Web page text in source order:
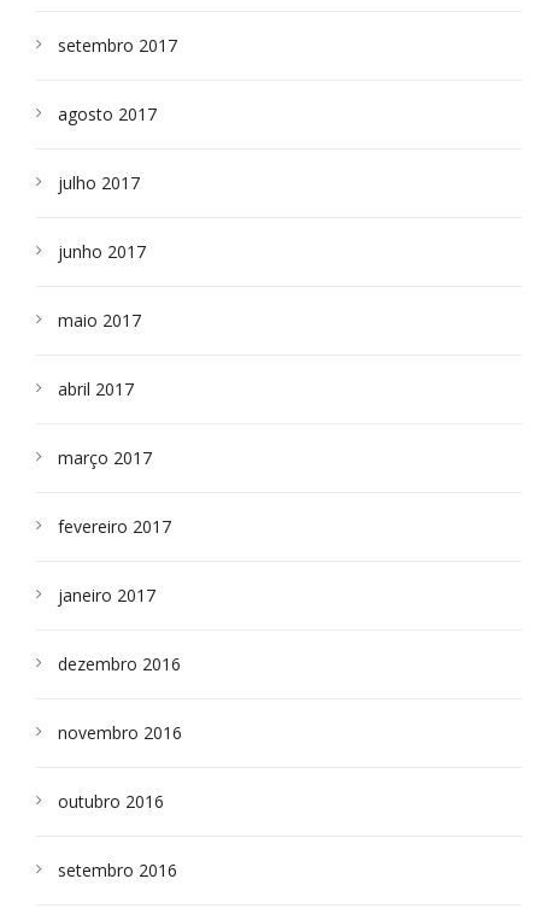
setembro 2017
agosto 2017
julho 2017
junho 2017
maio 2017
abril 2017
março 2017
fevereiro 2017
janeiro 2017
dezembro 2016
novembro 2016
outubro 2016
setembro 2016